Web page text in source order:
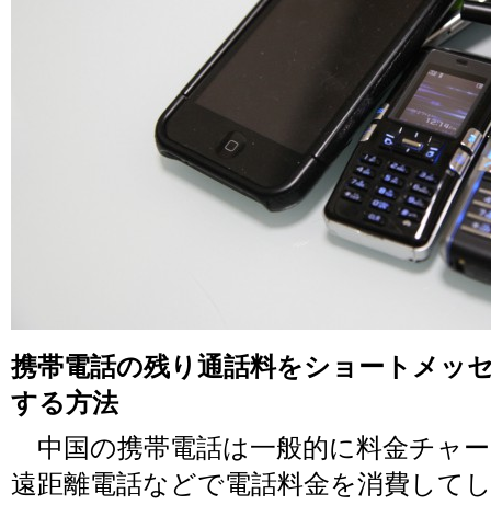
携帯電話の残り通話料をショートメッ
する方法
中国の携帯電話は一般的に料金チャ
遠距離電話などで電話料金を消費して